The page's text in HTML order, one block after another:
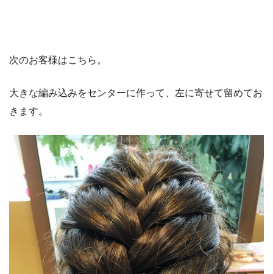
次のお客様はこちら。
大きな編み込みをセンターに作って、左に寄せて留めてお
きます。